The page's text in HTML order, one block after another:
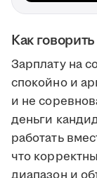
Как
Зарплату на
спокойно и
и не
деньги
работать
что